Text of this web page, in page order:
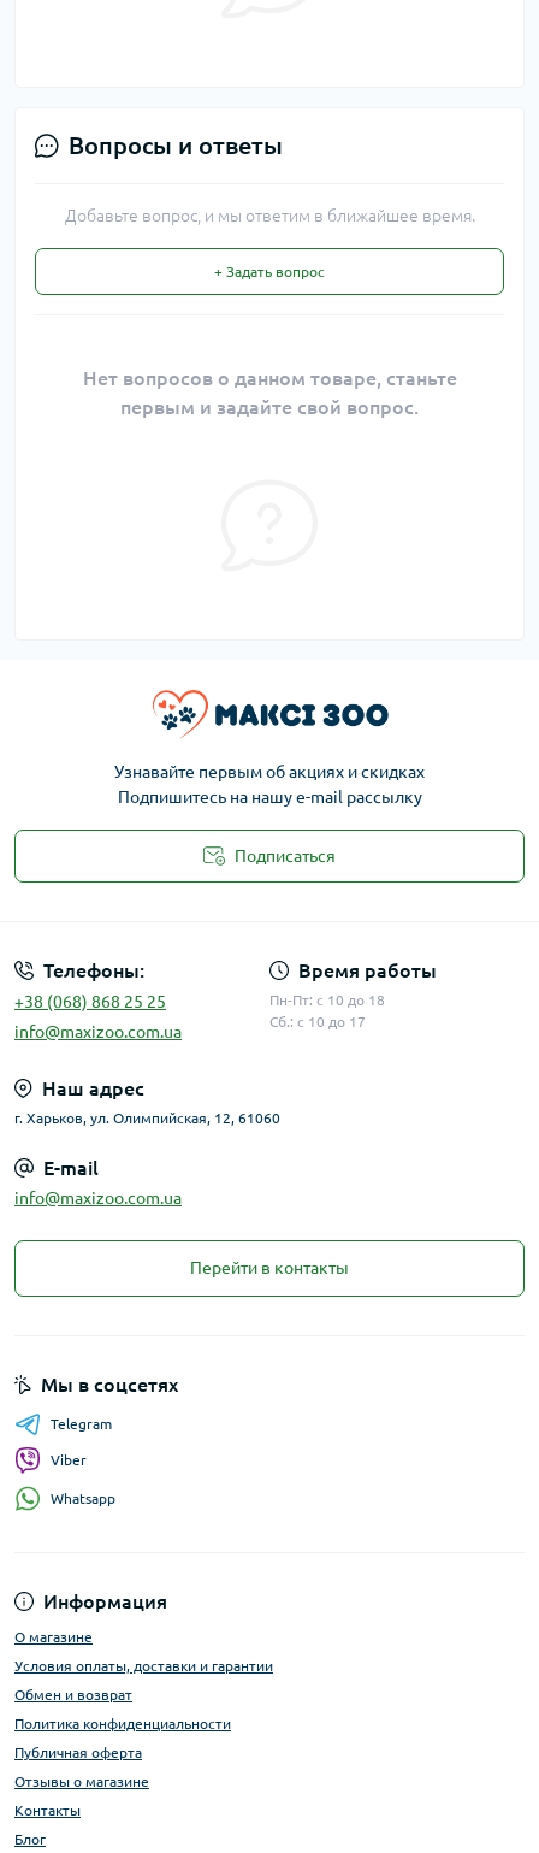
Вопросы и ответы
Добавьте вопрос, и мы ответим в ближайшее время.
+ Задать вопрос
Нет вопросов о данном товаре, станьте
первым и задайте свой вопрос.
Узнавайте первым об акциях и скидках
Подпишитесь на нашу e-mail рассылку
Подписаться
Телефоны:
+38 (068) 868 25 25
info@maxizoo.com.ua
Время работы
Пн-Пт: с 10 до 18
Сб.: с 10 до 17
Наш адрес
г. Харьков, ул. Олимпийская, 12, 61060
E-mail
info@maxizoo.com.ua
Перейти в контакты
Информация
О магазине
Условия оплаты, доставки и гарантии
Обмен и возврат
Политика конфиденциальности
Публичная оферта
Отзывы о магазине
Контакты
Блог
Мы в соцсетях
Telegram
Viber
Whatsapp